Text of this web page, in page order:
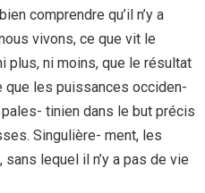
comprendre qu’il n’y a
vivons, ce que vit le
plus, ni moins, que le résultat
les puissances occiden-
tinien dans le but précis
Singulière- ment, les
lequel il n’y a pas de vie